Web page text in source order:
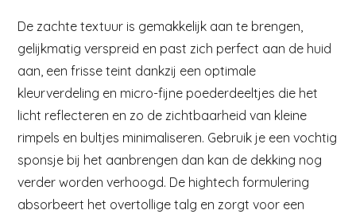
De zachte textuur is gemakkelijk aan te brengen,
gelijkmatig verspreid en past zich perfect aan de huid
aan, een frisse teint dankzij een optimale
kleurverdeling en micro-fijne poederdeeltjes die het
licht reflecteren en zo de zichtbaarheid van kleine
rimpels en bultjes minimaliseren. Gebruik je een vochtig
sponsje bij het aanbrengen dan kan de dekking nog
verder worden verhoogd. De hightech formulering
absorbeert het overtollige talg en zorgt voor een